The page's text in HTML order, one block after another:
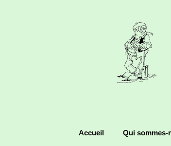
Accueil Qui sommes-